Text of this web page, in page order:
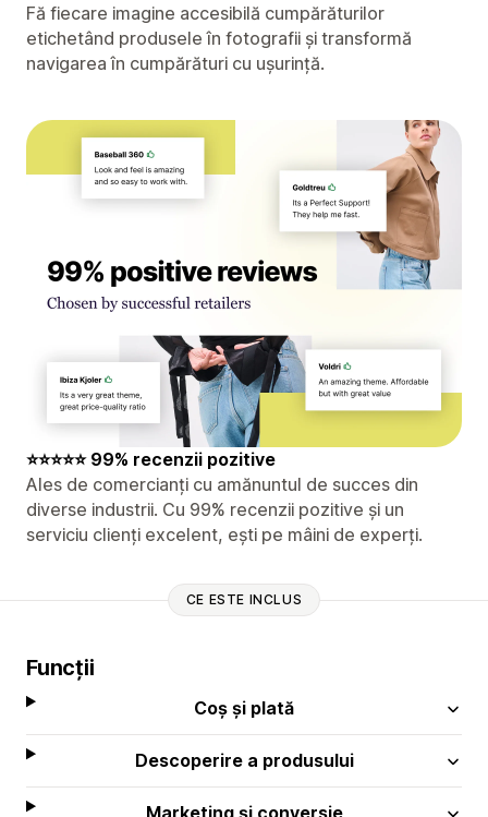
Fă fiecare imagine accesibilă cumpărăturilor
etichetând produsele în fotografii și transformă
navigarea în cumpărături cu ușurință.
⭐⭐⭐⭐⭐ 99% recenzii pozitive
Ales de comercianți cu amănuntul de succes din
diverse industrii. Cu 99% recenzii pozitive și un
serviciu clienți excelent, ești pe mâini de experți.
CE ESTE INCLUS
Funcții
Coș și plată
Descoperire a produsului
Marketing și conversie